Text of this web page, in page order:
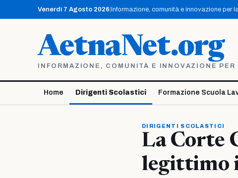
contenuto
Venerdì 7 Agosto 2026 Informazione, comunità e innovazione per
AetnaNet.org
INFORMAZIONE, COMUNITÀ E INNOVAZIONE
Home Dirigenti Scolastici Formazione Scuola
DIRIGENTI SCOLASTICI
La Corte
legittimo